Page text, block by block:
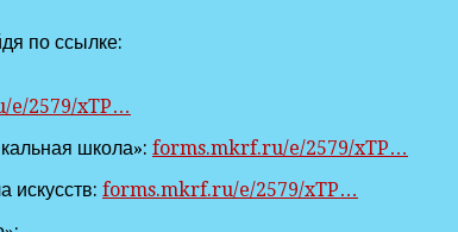
по ссылке:
e/2579/xTP…
школа»: forms.mkrf.ru/e/2579/xTP…
искусств: forms.mkrf.ru/e/2579/xTP…